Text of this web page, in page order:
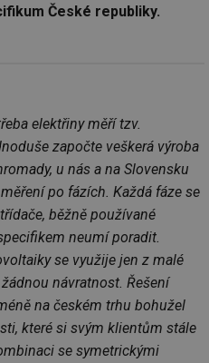
České republiky.
elektřiny měří tzv.
započte veškerá výroba
u nás a na Slovensku
po fázích. Každá fáze se
běžně používané
neumí poradit.
se využije jen z malé
návratnost. Řešení
na českém trhu bohužel
které si svým klientům stále
se symetrickými